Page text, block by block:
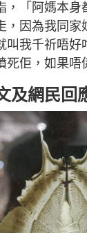
，「阿媽本身
，因為我同家
叫我千祈唔好
死佢，如果唔
及網民回